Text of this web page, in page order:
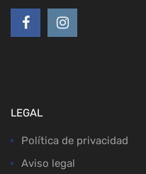
LEGAL
Política de privacidad
Aviso legal